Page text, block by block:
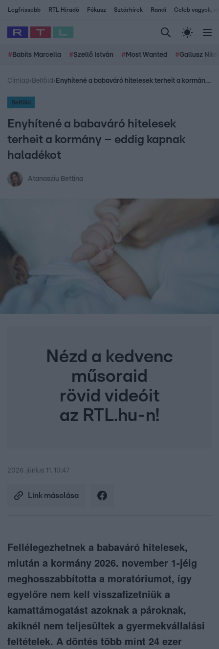
Legfrissebb RTL Híradó Fókusz Sztárhírek Randi Celeb vagyok,
# Babits Marcella #Szellő István # Most Wanted #Gallusz
Címlap› Belföld › Enyhítené a babaváró hitelesek terheit a kormány – eddig kapnak haladékot
Belföld
Enyhítené a babaváró hitelesek
terheit a kormány – eddig kapnak
haladékot
Atanasziu Bettina
Nézd a kedvenc
műsoraid
rövid videóit
az RTL.hu-n!
2026. június 11. 10:47
Link másolása
Fellélegezhetnek a babaváró hitelesek,
miután a kormány 2026. november 1-jéig
meghosszabbította a moratóriumot, így
egyelőre nem kell visszafizetniük a
kamattámogatást azoknak a pároknak,
akiknél nem teljesültek a gyermekvállalási
feltételek. A döntés több mint 24 ezer